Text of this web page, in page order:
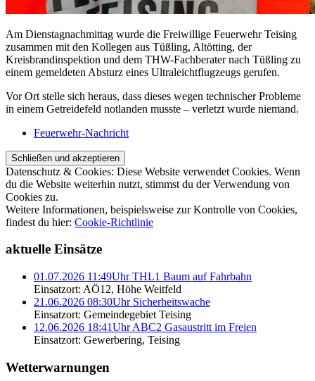
Am Dienstagnachmittag wurde die Freiwillige Feuerwehr Teising
zusammen mit den Kollegen aus Tüßling, Altötting, der
Kreisbrandinspektion und dem THW-Fachberater nach Tüßling zu
einem gemeldeten Absturz eines Ultraleichtflugzeugs gerufen.
Vor Ort stelle sich heraus, dass dieses wegen technischer Probleme
in einem Getreidefeld notlanden musste – verletzt wurde niemand.
Feuerwehr-Nachricht
Datenschutz & Cookies: Diese Website verwendet Cookies. Wenn
du die Website weiterhin nutzt, stimmst du der Verwendung von
Cookies zu.
Weitere Informationen, beispielsweise zur Kontrolle von Cookies,
findest du hier: Cookie-Richtlinie
aktuelle Einsätze
01.07.2026 11:49Uhr THL1 Baum auf Fahrbahn
Einsatzort: AÖ12, Höhe Weitfeld
21.06.2026 08:30Uhr Sicherheitswache
Einsatzort: Gemeindegebiet Teising
12.06.2026 18:41Uhr ABC2 Gasaustritt im Freien
Einsatzort: Gewerbering, Teising
Wetterwarnungen